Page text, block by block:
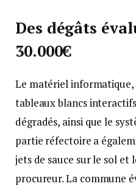
Des dégâts
30.000€
Le matériel
tableaux blancs
dégradés, ainsi que le
partie réfectoire a
jets de sauce sur le sol et
procureur. La commune